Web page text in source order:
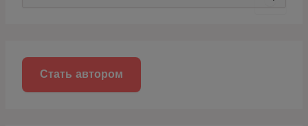
Стать автором